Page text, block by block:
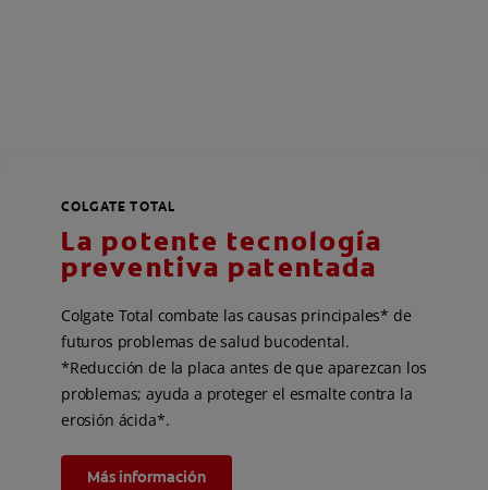
COLGATE TOTAL
La potente tecnología
preventiva patentada
Colgate Total combate las causas principales* de
futuros problemas de salud bucodental.
*Reducción de la placa antes de que aparezcan los
problemas; ayuda a proteger el esmalte contra la
erosión ácida*.
Más información